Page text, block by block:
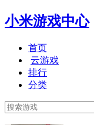
小米游戏中心
首页
云游戏
排行
分类